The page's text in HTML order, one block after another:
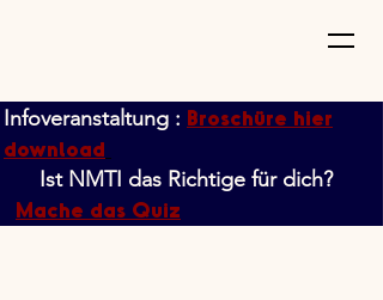
Infoveranstaltung : Broschüre hier
download
Ist NMTI das Richtige für dich?
Mache das Quiz